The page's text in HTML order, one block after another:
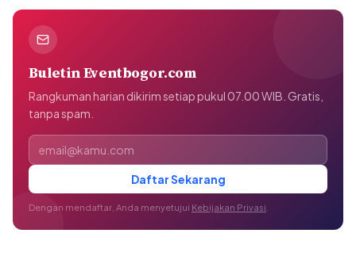
Buletin Eventbogor.com
Rangkuman harian dikirim setiap pukul 07.00 WIB. Gratis,
tanpa spam.
Alamat email
Daftar Sekarang
Dengan mendaftar, Anda menyetujui Kebijakan Privasi